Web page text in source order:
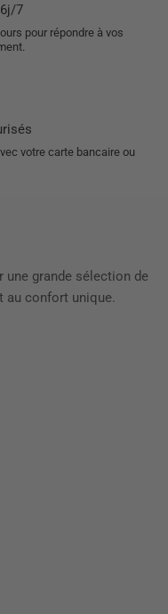
7
pour répondre à vos
votre carte bancaire ou
une grande sélection de
au confort unique.